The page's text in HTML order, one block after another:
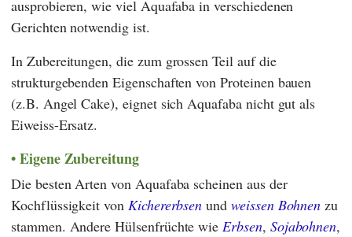
ausprobieren, wie viel Aquafaba in verschiedenen
Gerichten notwendig ist.
In Zubereitungen, die zum grossen Teil auf die
strukturgebenden Eigenschaften von Proteinen bauen
(z.B. Angel Cake), eignet sich Aquafaba nicht gut als
Eiweiss-Ersatz.
Eigene Zubereitung
Die besten Arten von Aquafaba scheinen aus der
Kochflüssigkeit von Kichererbsen undweissen Bohnen zu
stammen. Andere Hülsenfrüchte wieErbsen, Sojabohnen,